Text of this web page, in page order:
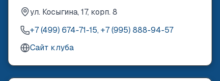
ул. Косыгина, 17, корп. 8
+7 (499) 674-71-15, +7 (995) 888-94-57
Сайт клуба